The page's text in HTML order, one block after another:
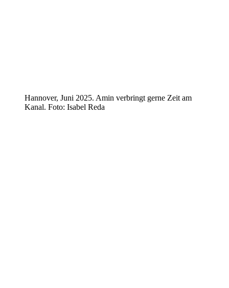
Hannover, Juni 2025. Amin verbringt gerne Zeit am
Kanal. Foto: Isabel Reda